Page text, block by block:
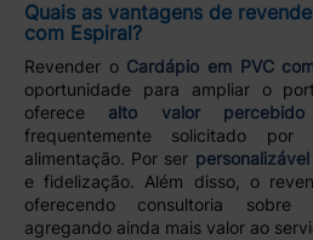
Quais as vantagens de
com Espiral?
Revender o Cardápio em PVC
oportunidade para ampliar o
oferece alto valor percebido
frequentemente solicitado
alimentação. Por ser
e fidelização. Além disso, o
oferecendo consultoria sobre
agregando ainda mais valor ao